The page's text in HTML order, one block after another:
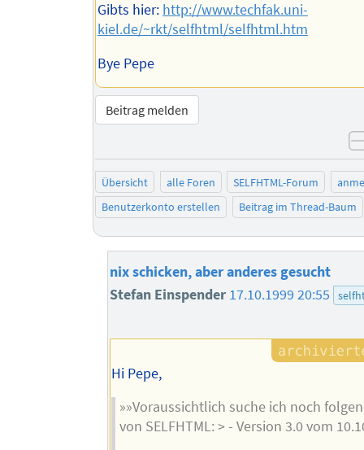
Gibts hier: http://www.techfak.uni-
kiel.de/~rkt/selfhtml/selfhtml.htm
Bye Pepe
Beitrag melden
Übersicht alle Foren SELFHTML-Forum
Benutzerkonto erstellen
Beitrag im Thread-Baum
nix schicken, aber anderes gesucht
Stefan Einspender 17.10.1999 20:55
Hi Pepe,
»»Voraussichtlich suche ich noch
von SELFHTML: > - Version 3.0 vom